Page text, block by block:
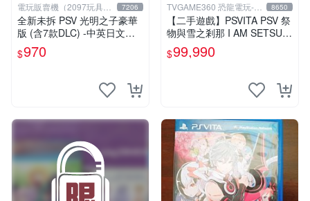
電玩販賣機（2097玩具公
仔舖
7206
全新未拆 PSV 光明之子豪華
版 (含7款DLC) -中英日文亞
版- Child of Light
$970
TVGAME360 恐龍電玩-台
中店
8650
【二手遊戲】PSVITA PSV 祭
物與雪之剎那 I AM SETSUN
日文版【台中恐龍電玩】
$99,990